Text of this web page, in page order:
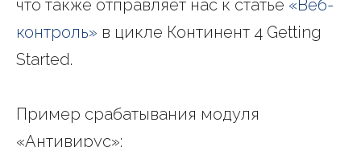
что также отправляет нас к статье «Веб-
контроль» в цикле Континент 4 Getting
Started.
Пример срабатывания модуля
«Антивирус»: